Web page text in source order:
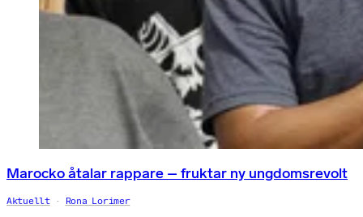
Marocko åtalar rappare – fruktar ny ungdomsrevolt
Aktuellt Rona Lorimer